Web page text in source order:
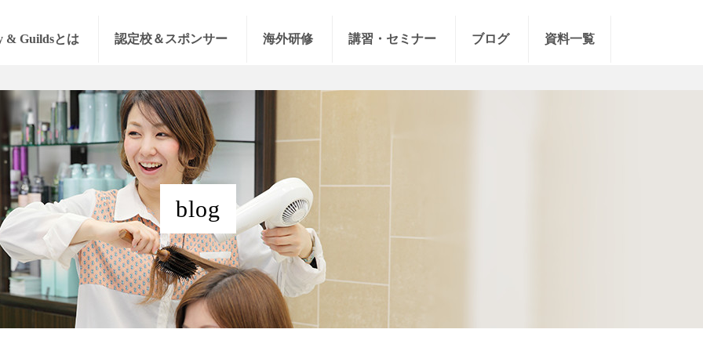
& Guildsとは 認定校＆スポンサー 海外研修 講習・セミナー ブログ 資料一覧
blog